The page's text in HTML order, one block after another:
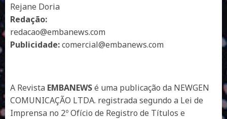
Rejane Doria
Redação:
redacao@embanews.com
Publicidade:comercial@embanews.com
A Revista EMBANEWSé uma publicação da NEWGEN
COMUNICAÇÃO LTDA. registrada segundo a Lei de
Imprensa no 2º Ofício de Registro de Títulos e